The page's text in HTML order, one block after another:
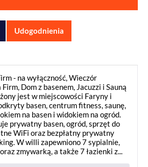
Udogodnienia
- na wyłączność, Wieczór
Dom z basenem, Jacuzzi i Sauną
jest w miejscowości Faryny i
basen, centrum fitness, saunę,
na basen i widokiem na ogród.
prywatny basen, ogród, sprzęt do
WiFi oraz bezpłatny prywatny
W willi zapewniono 7 sypialnie,
zmywarką, a także 7 łazienki z...